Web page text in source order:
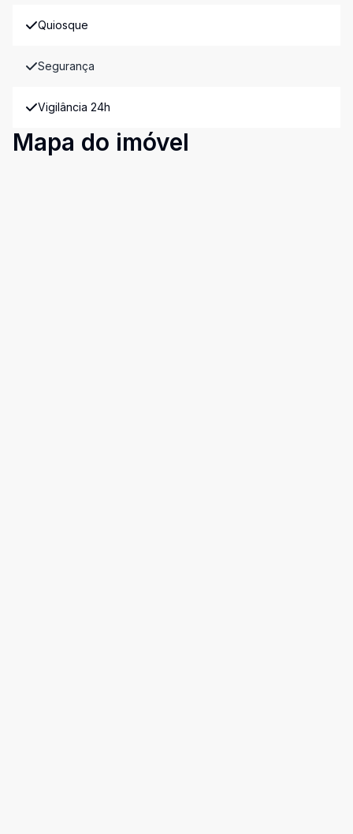
Quiosque
Segurança
Vigilância 24h
Mapa do imóvel